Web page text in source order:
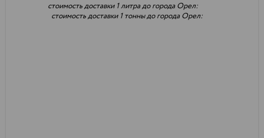
стоимость доставки 1 литра до города Орел:
стоимость доставки 1 тонны до города Орел: